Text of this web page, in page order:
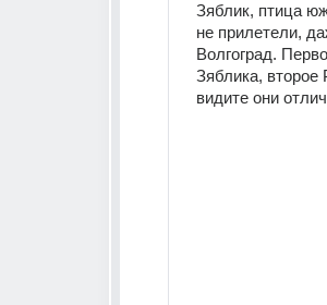
Зяблик, птица
не прилетели,
Волгоград.
Зяблика, второе
видите они